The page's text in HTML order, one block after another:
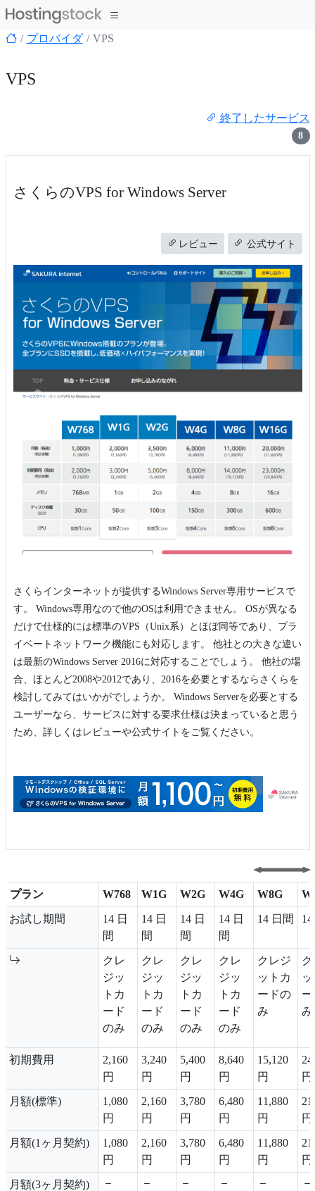
プロバイダ VPS
VPS
終了したサービス
8
さくらのVPS for Windows Server
レビュー 公式サイト
さくらインターネットが提供するWindows Server専用サービスで
す。 Windows専用なので他のOSは利用できません。 OSが異なる
だけで仕様的には標準のVPS（Unix系）とほぼ同等であり、プラ
イベートネットワーク機能にも対応します。 他社との大きな違い
は最新のWindows Server 2016に対応することでしょう。 他社の場
合、ほとんど2008や2012であり、2016を必要とするならさくらを
検討してみてはいかがでしょうか。 Windows Serverを必要とする
ユーザーなら、サービスに対する要求仕様は決まっていると思う
ため、詳しくはレビューや公式サイトをご覧ください。
プラン W768 W1G W2G W4G W8G
プラン
W768 W1G W2G W4G W8G
お試し期間
14 日
間
14 日
間
14 日
間
14 日
間
14 日間
クレ
ジッ
トカ
ード
のみ
クレ
ジッ
トカ
ード
のみ
クレ
ジッ
トカ
ード
のみ
クレ
ジッ
トカ
ード
のみ
クレジ
ットカ
ードの
み
み
初期費用
2,160
円
3,240
円
5,400
円
8,640
円
15,120
円
円
月額(標準)
1,080
円
2,160
円
3,780
円
6,480
円
11,880
円
円
月額(1ヶ月契約)
1,080
円
2,160
円
3,780
円
6,480
円
11,880
円
円
月額(3ヶ月契約)